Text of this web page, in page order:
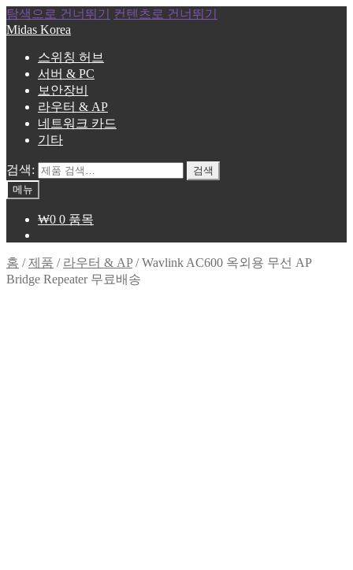
탐색으로 건너뛰기
컨텐츠로 건너뛰기
Midas Korea
스위칭 허브
서버 & PC
보안장비
라우터 & AP
네트워크 카드
기타
검색:
검색
메뉴
₩0 0 품목
홈 /제품 / 라우터 & AP/Wavlink AC600 옥외용 무선 AP
Bridge Repeater 무료배송